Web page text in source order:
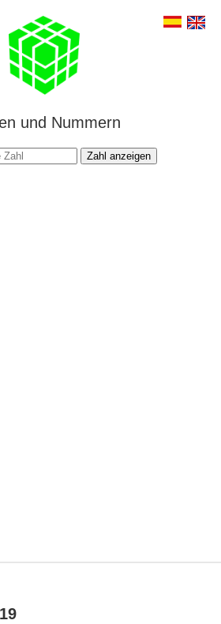
und Nummern
Zahl anzeigen